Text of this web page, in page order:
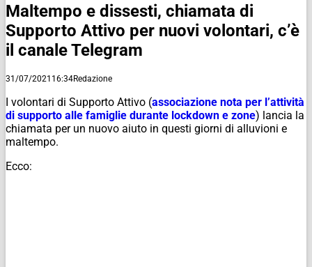
Maltempo e dissesti, chiamata di
Supporto Attivo per nuovi volontari, c’è
il canale Telegram
31/07/2021 16:34Redazione
I volontari di Supporto Attivo (associazione nota per l’attività
di supporto alle famiglie durante lockdown e zone) lancia la
chiamata per un nuovo aiuto in questi giorni di alluvioni e
maltempo.
Ecco: